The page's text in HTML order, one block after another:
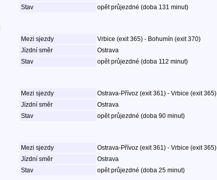
Stav opět průjezdné (doba 131 minut)
Mezi sjezdy
Vrbice (exit 365) - Bohumín (exit 370)
Jízdní směr
Ostrava
Stav opět průjezdné (doba 112 minut)
Mezi sjezdy
Ostrava-Přívoz (exit 361) - Vrbice (exit 365)
Jízdní směr
Ostrava
Stav opět průjezdné (doba 90 minut)
Mezi sjezdy
Ostrava-Přívoz (exit 361) - Vrbice (exit 365)
Jízdní směr
Ostrava
Stav opět průjezdné (doba 25 minut)